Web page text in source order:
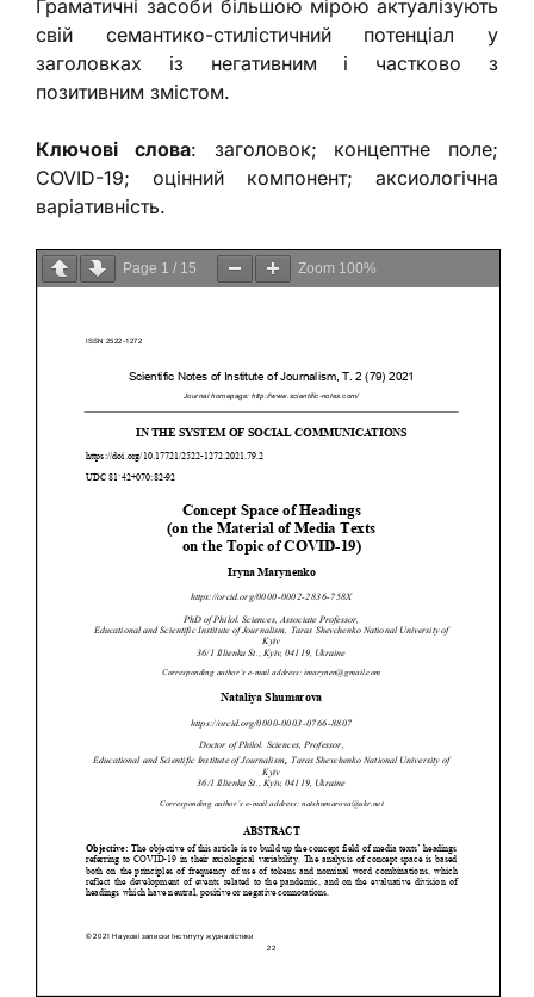
Граматичні засоби більшою мірою актуалізують
свій семантико-стилістичний потенціал у
заголовках із негативним і частково з
позитивним змістом.
Ключові слова: заголовок; концептне поле;
COVID-19; оцінний компонент; аксиологічна
варіативність.
Page 1 / 15 Zoom 100%